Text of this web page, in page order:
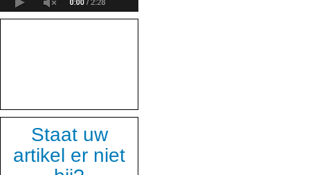
Staat uw
artikel er niet